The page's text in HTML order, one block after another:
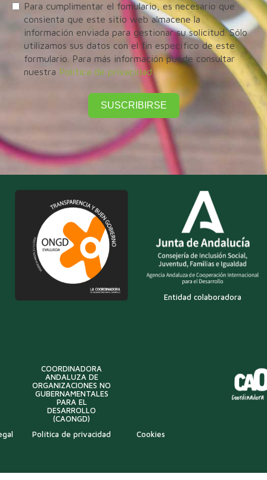
Para cumplimentar el fomulario, es necesario que
consienta que este sitio web almacene la
información enviada para gestionar su solicitud. Sólo
utilizamos sus datos con el fin específico de este
formulario. Para más información puede consultar
nuestra Política de privacidad
SUSCRIBIRSE
Entidad colaboradora
COORDINADORA
ANDALUZA DE
ORGANIZACIONES NO
GUBERNAMENTALES
PARA EL
DESARROLLO
(CAONGD)
Política de privacidad Cookies